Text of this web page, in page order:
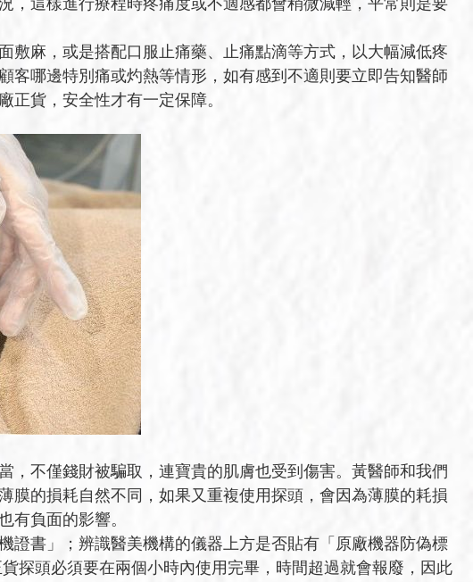
，這樣進行療程時疼痛度或不適感都會稍微減輕，平常則是要
敷麻，或是搭配口服止痛藥、止痛點滴等方式，以大幅減低疼
客哪邊特別痛或灼熱等情形，如有感到不適則要立即告知醫師
正貨，安全性才有一定保障。
，不僅錢財被騙取，連寶貴的肌膚也受到傷害。黃醫師和我們
膜的損耗自然不同，如果又重複使用探頭，會因為薄膜的耗損
有負面的影響。
證書」；辨識醫美機構的儀器上方是否貼有「原廠機器防偽標
探頭必須要在兩個小時內使用完畢，時間超過就會報廢，因此